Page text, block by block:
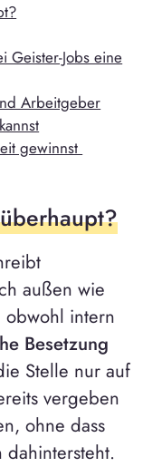
Geister-Jobs eine
Arbeitgeber
gewinnst
außen wie
obwohl intern
Besetzung
Stelle nur auf
vergeben
ohne dass